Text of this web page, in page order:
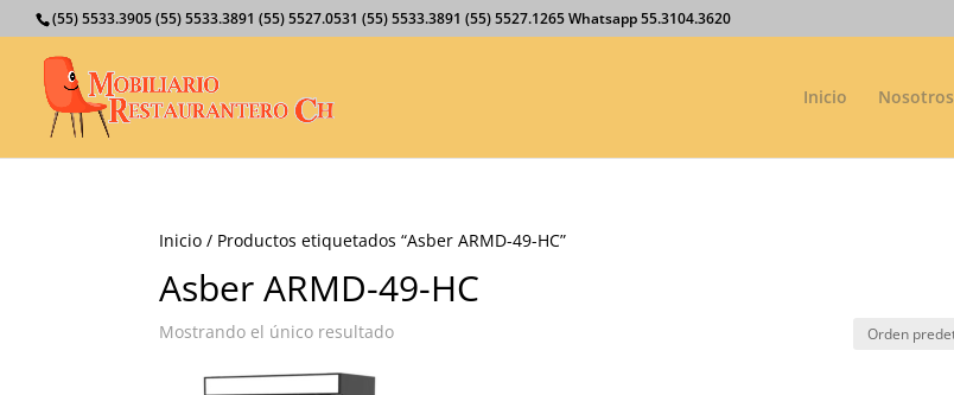
(55) 5533.3905 (55) 5533.3891 (55) 5527.0531 (55) 5533.3891 (55) 5527.1265 Whatsapp 55.3104.3620
Inicio Nosotros
Inicio / Productos etiquetados “Asber ARMD-49-HC”
Asber ARMD-49-HC
Mostrando el único resultado